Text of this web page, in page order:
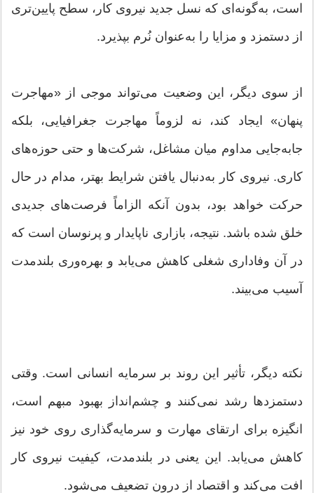
است، به‌گونه‌ای که نسل جدید نیروی کار، سطح پایین‌تری
از دستمزد و مزایا را به‌عنوان نُرم بپذیرد.
از سوی دیگر، این وضعیت می‌تواند موجی از «مهاجرت
پنهان» ایجاد کند، نه لزوماً مهاجرت جغرافیایی، بلکه
جابه‌جایی مداوم میان مشاغل، شرکت‌ها و حتی حوزه‌های
کاری. نیروی کار به‌دنبال یافتن شرایط بهتر، مدام در حال
حرکت خواهد بود، بدون آنکه الزاماً فرصت‌های جدیدی
خلق شده باشد. نتیجه، بازاری ناپایدار و پرنوسان است که
در آن وفاداری شغلی کاهش می‌یابد و بهره‌وری بلندمدت
آسیب می‌بیند.
نکته دیگر، تأثیر این روند بر سرمایه انسانی است. وقتی
دستمزد‌ها رشد نمی‌کنند و چشم‌انداز بهبود مبهم است،
انگیزه برای ارتقای مهارت و سرمایه‌گذاری روی خود نیز
کاهش می‌یابد. این یعنی در بلندمدت، کیفیت نیروی کار
افت می‌کند و اقتصاد از درون تضعیف می‌شود.